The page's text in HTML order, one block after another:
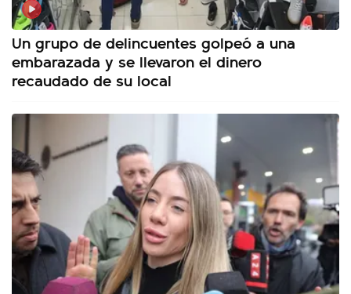
Un grupo de delincuentes golpeó a una
embarazada y se llevaron el dinero
recaudado de su local